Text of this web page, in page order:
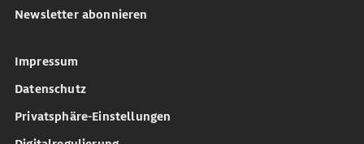
Newsletter abonnieren
Impressum
Datenschutz
Privatsphäre-Einstellungen